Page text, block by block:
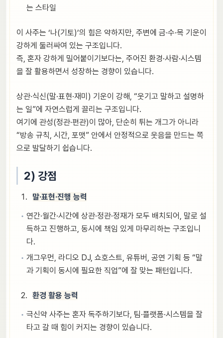
는 스타일
이 사주는 ‘나(기토)’의 힘은 약하지만, 주변에 금·수·목 기운이
강하게 둘러싸여 있는 구조입니다.
즉, 혼자 강하게 밀어붙이기보다는, 주어진 환경·사람·시스템
을 잘 활용하면서 성장하는 경향이 있습니다.
상관·식신(말·표현·재미) 기운이 강해, “웃기고 말하고 설명하
는 일”에 자연스럽게 끌리는 구조입니다.
여기에 관성(정관·편관)이 많아, 단순히 튀는 개그가 아니라
“방송 규칙, 시간, 포맷” 안에서 안정적으로 웃음을 만드는 쪽
으로 발달하기 쉽습니다.
2) 강점
말·표현·진행 능력
연간·월간·시간에 상관·정관·정재가 모두 배치되어, 말로 설
득하고 진행하고, 동시에 책임 있게 마무리하는 구조입니
다.
개그우먼, 라디오 DJ, 쇼호스트, 유튜버, 공연 기획 등 “말
과 기획이 동시에 필요한 직업”에 잘 맞는 패턴입니다.
환경 활용 능력
극신약 사주는 혼자 독주하기보다, 팀·플랫폼·시스템을 잘
타고 갈 때 힘이 커지는 경향이 있습니다.